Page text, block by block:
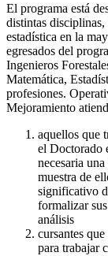
El programa está
distintas disciplinas,
estadística en la
egresados del
Ingenieros
Matemática,
profesiones.
Mejoramiento
aquellos que
el Doctorado
necesaria
muestra de
significativo
formalizar
análisis
cursantes
para trabajar